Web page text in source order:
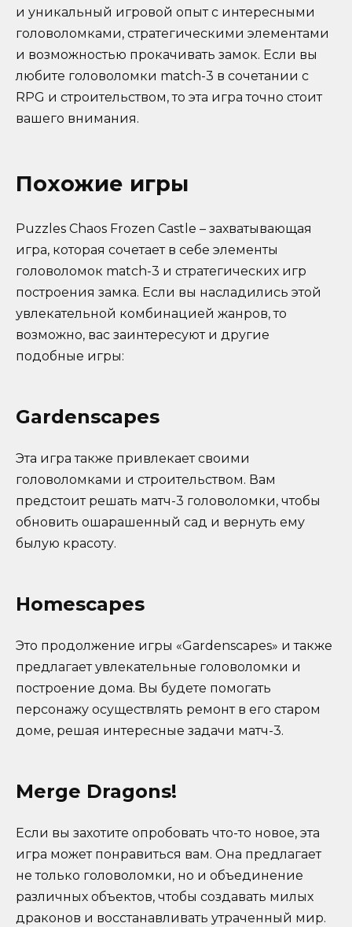
и уникальный игровой опыт с интересными
головоломками, стратегическими элементами
и возможностью прокачивать замок. Если вы
любите головоломки match-3 в сочетании с
RPG и строительством, то эта игра точно стоит
вашего внимания.
Похожие игры
Puzzles Chaos Frozen Castle – захватывающая
игра, которая сочетает в себе элементы
головоломок match-3 и стратегических игр
построения замка. Если вы насладились этой
увлекательной комбинацией жанров, то
возможно, вас заинтересуют и другие
подобные игры:
Gardenscapes
Эта игра также привлекает своими
головоломками и строительством. Вам
предстоит решать матч-3 головоломки, чтобы
обновить ошарашенный сад и вернуть ему
былую красоту.
Homescapes
Это продолжение игры «Gardenscapes» и также
предлагает увлекательные головоломки и
построение дома. Вы будете помогать
персонажу осуществлять ремонт в его старом
доме, решая интересные задачи матч-3.
Merge Dragons!
Если вы захотите опробовать что-то новое, эта
игра может понравиться вам. Она предлагает
не только головоломки, но и объединение
различных объектов, чтобы создавать милых
драконов и восстанавливать утраченный мир.